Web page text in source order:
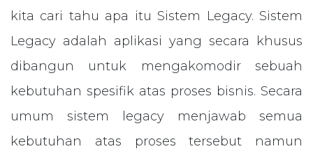
kita cari tahu apa itu Sistem Legacy. Sistem
Legacy adalah aplikasi yang secara khusus
dibangun untuk mengakomodir sebuah
kebutuhan spesifik atas proses bisnis. Secara
umum sistem legacy menjawab semua
kebutuhan atas proses tersebut namun